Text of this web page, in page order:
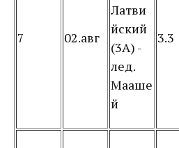
7 02.авг
Латви
йский
(3А) -
лед.
Мааше
й
3.3